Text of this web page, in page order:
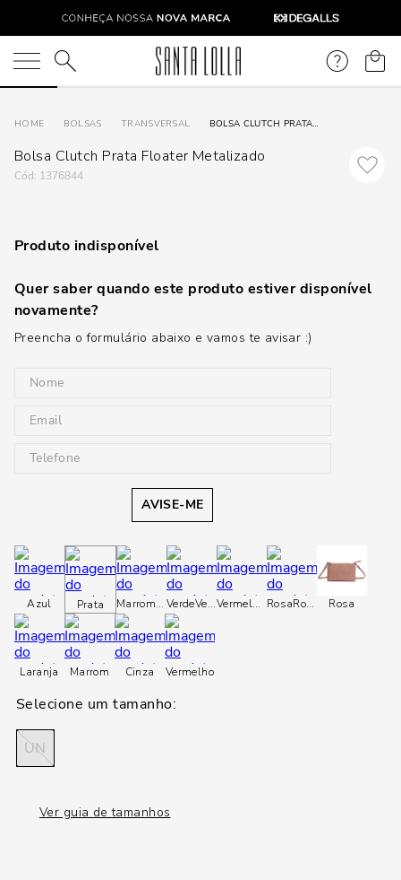
O que você está procurando?
BOLSAS TRANSVERSAL BOLSA CLUTCH PRATA FLOATER METALIZADO
Bolsa Clutch Prata Floater Metalizado
: 1376844
Produto indisponível
Quer saber quando este produto estiver disponível
novamente?
Preencha o formulário abaixo e vamos te avisar :)
AVISE-ME
Azul Prata Marrom
Marrom
VerdeVerde Vermelho Vermelho
RosaRosa Rosa
Laranja Marrom Cinza Vermelho
UN
Ver guia de tamanhos